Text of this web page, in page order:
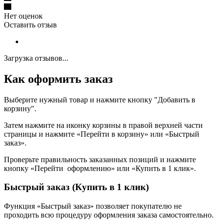
Нет оценок
Оставить отзыв
Загрузка отзывов...
Как оформить заказ
Выберите нужный товар и нажмите кнопку "Добавить в
корзину".
Затем нажмите на иконку корзины в правой верхней части
страницы и нажмите «Перейти в корзину» или «Быстрый
заказ».
Проверьте правильность заказанных позиций и нажмите
кнопку «Перейти оформлению» или «Купить в 1 клик».
Быстрый заказ (Купить в 1 клик)
Функция «Быстрый заказ» позволяет покупателю не
проходить всю процедуру оформления заказа самостоятельно.